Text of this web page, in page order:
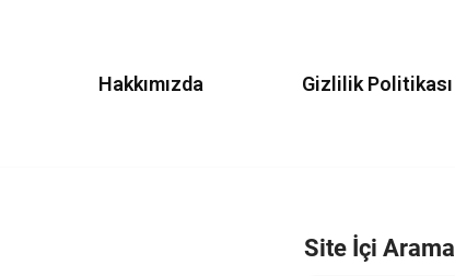
Hakkımızda Gizlilik Politikası
Site İçi Arama